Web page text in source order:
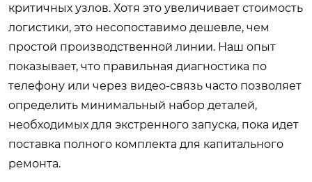
критичных узлов. Хотя это увеличивает стоимость
логистики, это несопоставимо дешевле, чем
простой производственной линии. Наш опыт
показывает, что правильная диагностика по
телефону или через видео-связь часто позволяет
определить минимальный набор деталей,
необходимых для экстренного запуска, пока идет
поставка полного комплекта для капитального
ремонта.